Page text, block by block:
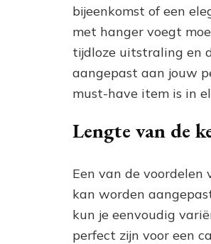
bijeenkomst of een
met hanger voegt
tijdloze uitstraling en
aangepast aan jouw
must-have item is in
Lengte van de
Een van de
kan worden
kun je eenvoudig
perfect zijn voor een